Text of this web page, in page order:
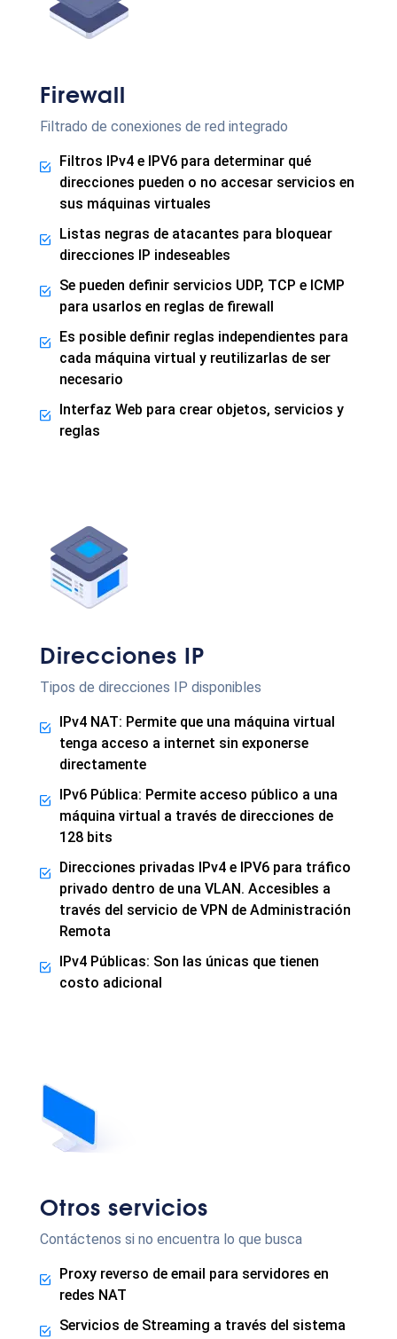
Firewall
Filtrado de conexiones de red integrado
Filtros IPv4 e IPV6 para determinar qué
direcciones pueden o no accesar servicios en
sus máquinas virtuales
Listas negras de atacantes para bloquear
direcciones IP indeseables
Se pueden definir servicios UDP, TCP e ICMP
para usarlos en reglas de firewall
Es posible definir reglas independientes para
cada máquina virtual y reutilizarlas de ser
necesario
Interfaz Web para crear objetos, servicios y
reglas
Direcciones IP
Tipos de direcciones IP disponibles
IPv4 NAT: Permite que una máquina virtual
tenga acceso a internet sin exponerse
directamente
IPv6 Pública: Permite acceso público a una
máquina virtual a través de direcciones de
128 bits
Direcciones privadas IPv4 e IPV6 para tráfico
privado dentro de una VLAN. Accesibles a
través del servicio de VPN de Administración
Remota
IPv4 Públicas: Son las únicas que tienen
costo adicional
Otros servicios
Contáctenos si no encuentra lo que busca
Proxy reverso de email para servidores en
redes NAT
Servicios de Streaming a través del sistema